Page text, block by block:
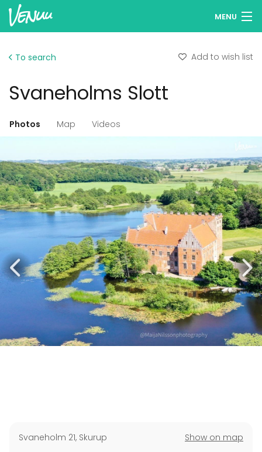
MENU
Log in
To search Add to wish list
Svaneholms Slott
Photos Map Videos
Svaneholm 21, Skurup Show on map